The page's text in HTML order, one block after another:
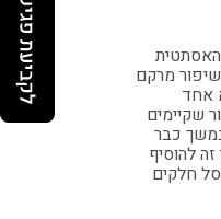
מרקם
אחד
שקיימים
כבר
זה להוסיף
חלקים